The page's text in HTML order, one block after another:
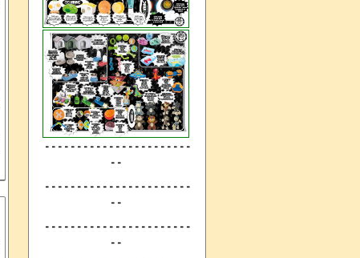
- - - - - - - - - - - - - - - - - - - - - - -
- -
- - - - - - - - - - - - - - - - - - - - - - -
- -
- - - - - - - - - - - - - - - - - - - - - - -
- -